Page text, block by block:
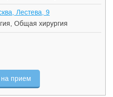
Лестева, 9
Общая хирургия
на прием